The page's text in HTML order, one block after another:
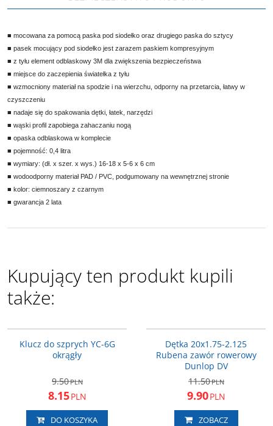
■ mocowana za pomocą paska pod siodełko oraz drugiego paska do sztycy
■ pasek mocujący pod siodełko jest zarazem paskiem kompresyjnym
■ z tyłu element odblaskowy 3M dla zwiększenia bezpieczeństwa
■ miejsce do zaczepienia światełka z tyłu
■ wzmocniony materiał na spodzie i na wierzchu, odporny na przetarcia, łatwy w
czyszczeniu
■ nadaje się do spakowania dętki, łatek, narzędzi
■ wąski profil zapobiega zahaczaniu nogą
■ opaska odblaskowa w komplecie
■ pojemność: 0,4 litra
■ wymiary: (dł. x szer. x wys.) 16-18 x 5-6 x 6 cm
■ wodoodporny materiał PAD / PVC, podgumowany na wewnętrznej stronie
■ kolor: ciemnoszary z czarnym
■ gwarancja 2 lata
Kupujący ten produkt kupili
także:
Klucz do szprych YC-6G
okrągły
9.50PLN
8.15PLN
DO KOSZYKA
Dętka 20x1.75-2.125
Rubena zawór rowerowy
Dunlop DV
11.50PLN
9.90PLN
ZOBACZ